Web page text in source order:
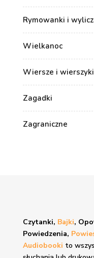
Rymowanki i
Wielkanoc
Wiersze i wierszyki
Zagadki
Zagraniczne
Czytanki, Bajki,
Powiedzenia,
Audiobooki to